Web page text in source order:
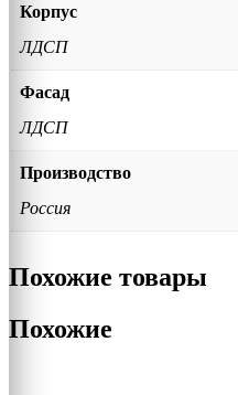
Корпус
ЛДСП
Фасад
ЛДСП
Производство
Россия
Похожие товары
Похожие